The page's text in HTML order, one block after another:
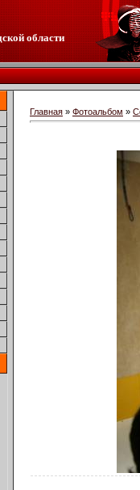
области
Главная » Фотоальбом »